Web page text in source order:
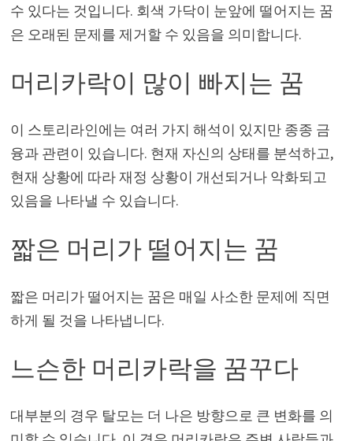
수 있다는 것입니다. 회색 가닥이 눈앞에 떨어지는 꿈
은 오래된 문제를 제거할 수 있음을 의미합니다.
머리카락이 많이 빠지는 꿈
이 스토리라인에는 여러 가지 해석이 있지만 종종 금
융과 관련이 있습니다. 현재 자신의 상태를 분석하고,
현재 상황에 따라 재정 상황이 개선되거나 악화되고
있음을 나타낼 수 있습니다.
짧은 머리가 떨어지는 꿈
짧은 머리가 떨어지는 꿈은 매일 사소한 문제에 직면
하게 될 것을 나타냅니다.
느슨한 머리카락을 꿈꾸다
대부분의 경우 탈모는 더 나은 방향으로 큰 변화를 의